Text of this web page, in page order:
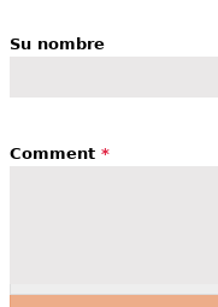
Su nombre
Comment *